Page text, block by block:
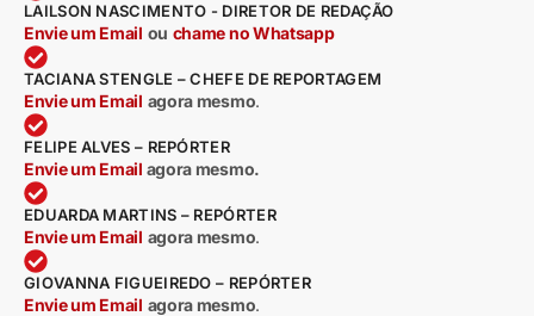
LAILSON NASCIMENTO - DIRETOR DE REDAÇÃO
Envie um Email ou chame no Whatsapp
TACIANA STENGLE – CHEFE DE REPORTAGEM
Envie um Email agora mesmo.
FELIPE ALVES – REPÓRTER
Envie um Email agora mesmo.
EDUARDA MARTINS – REPÓRTER
Envie um Email agora mesmo.
GIOVANNA FIGUEIREDO – REPÓRTER
Envie um Email agora mesmo.